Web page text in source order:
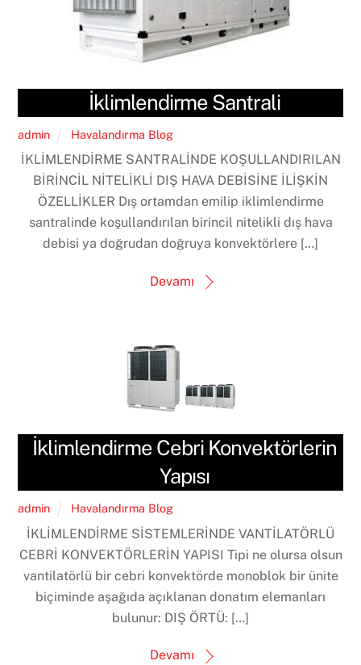
İklimlendirme Santrali
admin Havalandırma Blog
İKLİMLENDİRME SANTRALİNDE KOŞULLANDIRILAN
BİRİNCİL NİTELİKLİ DIŞ HAVA DEBİSİNE İLİŞKİN
ÖZELLİKLER Dış ortamdan emilip iklimlendirme
santralinde koşullandırılan birincil nitelikli dış hava
debisi ya doğrudan doğruya konvektörlere […]
Devamı
İklimlendirme Cebri Konvektörlerin
Yapısı
admin Havalandırma Blog
İKLİMLENDİRME SİSTEMLERİNDE VANTİLATÖRLÜ
CEBRİ KONVEKTÖRLERİN YAPISI Tipi ne olursa olsun
vantilatörlü bir cebri konvektörde monoblok bir ünite
biçiminde aşağıda açıklanan donatım elemanları
bulunur: DIŞ ÖRTÜ: […]
Devamı